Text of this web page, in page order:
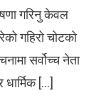
गरिनु केवल
गहिरो चोटको
सर्वोच्च नेता
[…]